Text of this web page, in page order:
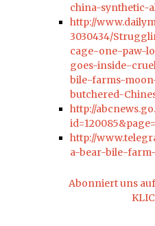
china-synthetic-
http://
3030434/
cage-one-paw-
goes-inside-
bile-farms-
butchered-
http://
http://
a-bear-bile-
Abonniert uns